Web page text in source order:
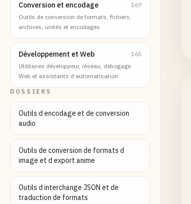
Conversion et encodage
167
Outils de conversion de formats, fichiers,
archives, unités et encodages
Développement et Web
165
Utilitaires développeur, réseau, débogage
Web et assistants d’automatisation
DOSSIERS
Outils d encodage et de conversion
audio
Outils de conversion de formats d
image et d export anime
Outils d interchange JSON et de
traduction de formats